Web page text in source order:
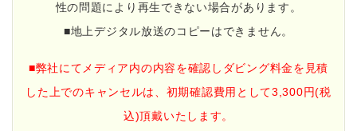
性の問題により再生できない場合があります。
■地上デジタル放送のコピーはできません。
■弊社にてメディア内の内容を確認しダビング料金を見積
した上でのキャンセルは、初期確認費用として3,300円(税
込)頂戴いたします。